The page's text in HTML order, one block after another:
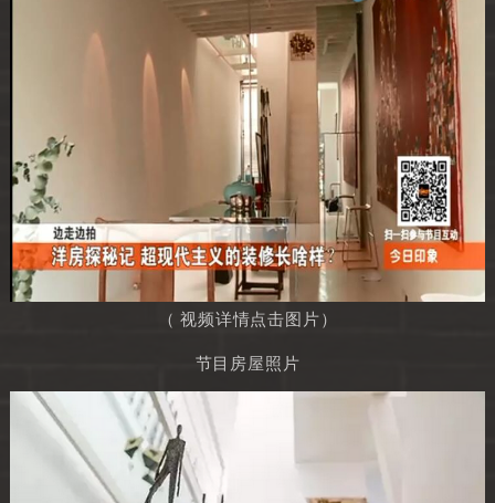
（ 视频详情点击图片）
节目房屋照片